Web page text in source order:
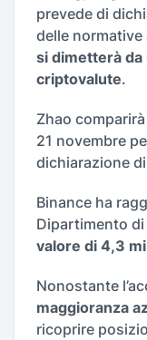
prevede di
delle
si dimetterà da
criptovalute.
Zhao
21 novembre
dichiarazione
Binance ha
Dipartimento
valore di 4,3
Nonostante
maggioranza
ricoprire